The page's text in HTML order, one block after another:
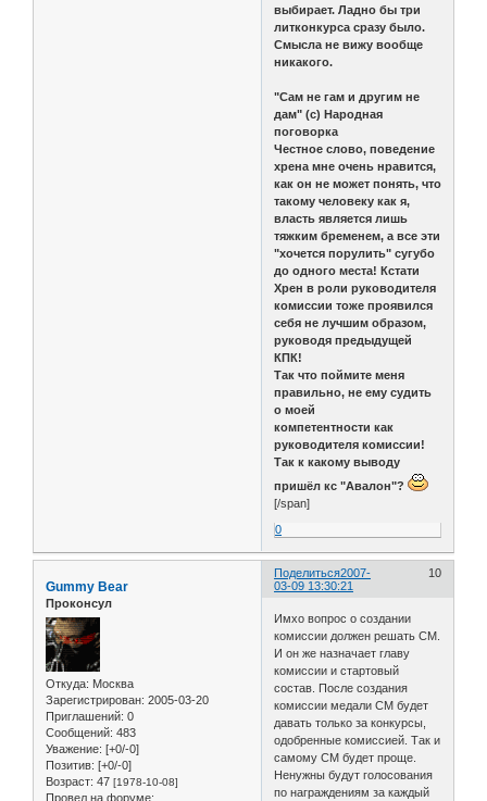
выбирает. Ладно бы три
литконкурса сразу было.
Смысла не вижу вообще
никакого.
"Сам не гам и другим не
дам" (с) Народная
поговорка
Честное слово, поведение
хрена мне очень нравится,
как он не может понять, что
такому человеку как я,
власть является лишь
тяжким бременем, а все эти
"хочется порулить" сугубо
до одного места! Кстати
Хрен в роли руководителя
комиссии тоже проявился
себя не лучшим образом,
руководя предыдущей
КПК!
Так что поймите меня
правильно, не ему судить
о моей
компетентности как
руководителя комиссии!
Так к какому выводу
пришёл кс "Авалон"?
[/span]
0
Поделиться 10
2007-
03-09 13:30:21
Gummy Bear
Проконсул
Откуда: Москва
Зарегистрирован: 2005-03-20
Приглашений: 0
Сообщений: 483
Уважение: [+0/-0]
Позитив: [+0/-0]
Возраст: 47 [1978-10-08]
Провел на форуме:
Имхо вопрос о создании
комиссии должен решать СМ.
И он же назначает главу
комиссии и стартовый
состав. После создания
комиссии медали СМ будет
давать только за конкурсы,
одобренные комиссией. Так и
самому СМ будет проще.
Ненужны будут голосования
по награждениям за каждый